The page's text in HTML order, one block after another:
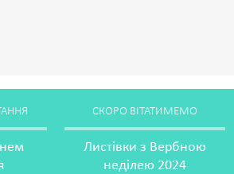
СКОРО ВІТАТИМЕМО
Листівки з Вербною
неділею 2024